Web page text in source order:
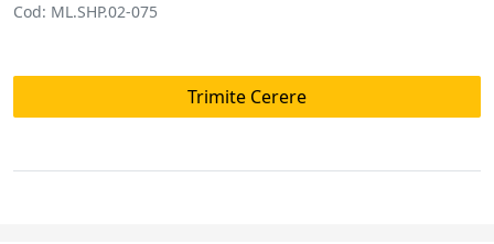
Cod: ML.SHP.02-075
Trimite Cerere